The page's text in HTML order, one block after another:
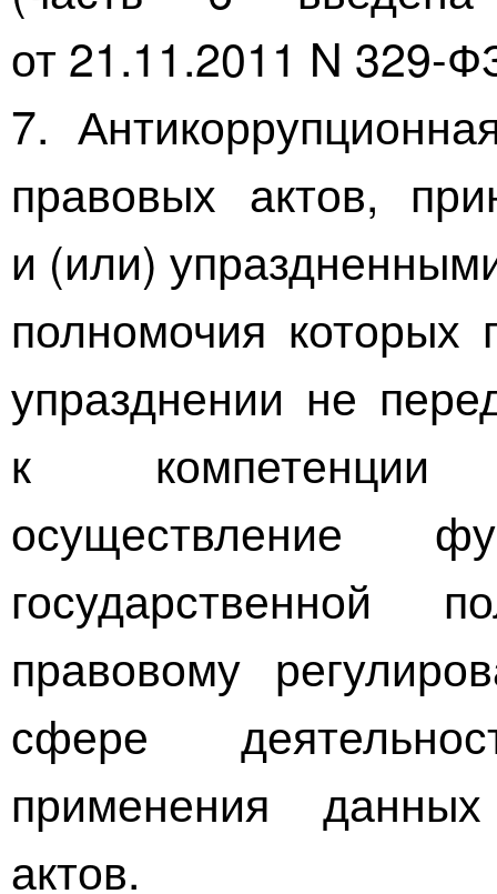
от 21.11.2011 N 329-
7.
правовых актов,
и (или)
полномочия которых
упразднении не
к компетенции
осуществление
правовому
сфере
применения
актов.